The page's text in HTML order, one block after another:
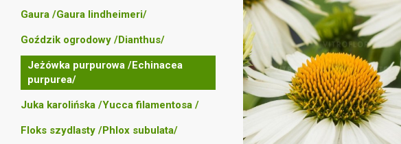
Gaura /Gaura lindheimeri/
Goździk ogrodowy /Dianthus/
Jeżówka purpurowa /Echinacea
purpurea/
Juka karolińska /Yucca filamentosa /
Floks szydlasty /Phlox subulata/